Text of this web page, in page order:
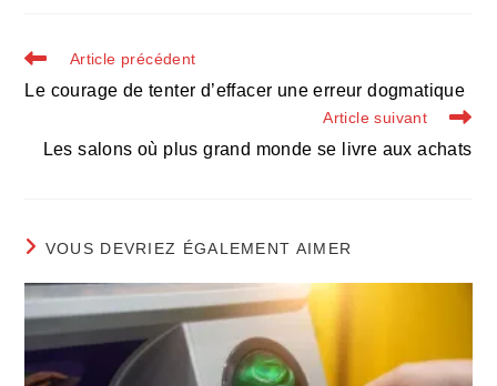
Read
more
Article précédent
Le courage de tenter d’effacer une erreur dogmatique
Article suivant
Les salons où plus grand monde se livre aux achats
VOUS DEVRIEZ ÉGALEMENT AIMER